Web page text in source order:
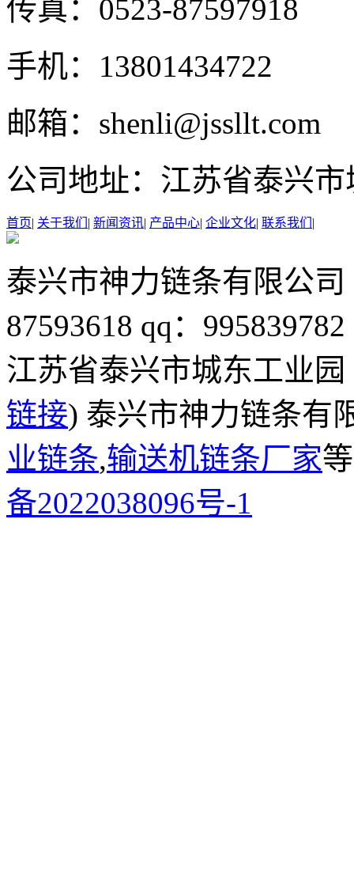
传真： 0523-87597918
手机： 13801434722
邮箱： shenli@jssllt.com
公司地址： 江苏省泰兴
首页| 关于我们 | 新闻资讯| 产品中心| 企业文化| 联系我们 |
泰兴市神力链条有限公
87593618 qq：995839782
江苏省泰兴市城东工业园
链接) 泰兴市神力链条有
业链条,输送机链条厂家
备2022038096号-1